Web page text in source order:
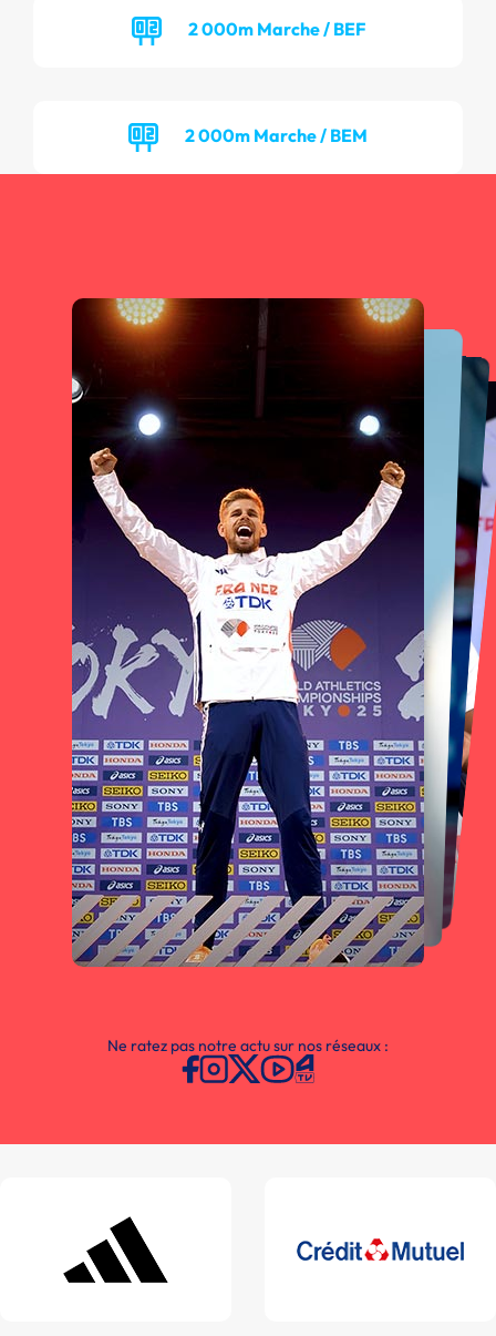
2 000m Marche / BEF
2 000m Marche / BEM
Ne ratez pas notre actu sur nos réseaux :